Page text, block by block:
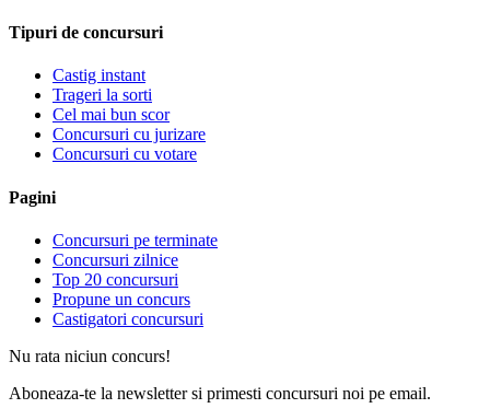
Tipuri de concursuri
Castig instant
Trageri la sorti
Cel mai bun scor
Concursuri cu jurizare
Concursuri cu votare
Pagini
Concursuri pe terminate
Concursuri zilnice
Top 20 concursuri
Propune un concurs
Castigatori concursuri
Nu rata niciun concurs!
Aboneaza-te la newsletter si primesti concursuri noi pe email.